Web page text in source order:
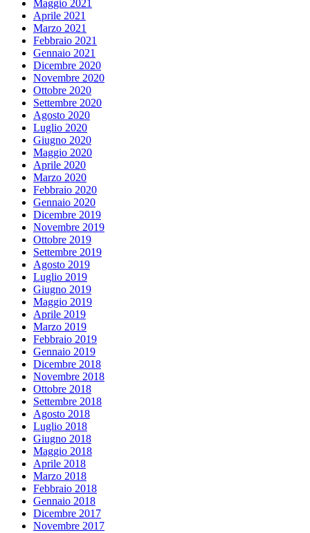
Maggio 2021
Aprile 2021
Marzo 2021
Febbraio 2021
Gennaio 2021
Dicembre 2020
Novembre 2020
Ottobre 2020
Settembre 2020
Agosto 2020
Luglio 2020
Giugno 2020
Maggio 2020
Aprile 2020
Marzo 2020
Febbraio 2020
Gennaio 2020
Dicembre 2019
Novembre 2019
Ottobre 2019
Settembre 2019
Agosto 2019
Luglio 2019
Giugno 2019
Maggio 2019
Aprile 2019
Marzo 2019
Febbraio 2019
Gennaio 2019
Dicembre 2018
Novembre 2018
Ottobre 2018
Settembre 2018
Agosto 2018
Luglio 2018
Giugno 2018
Maggio 2018
Aprile 2018
Marzo 2018
Febbraio 2018
Gennaio 2018
Dicembre 2017
Novembre 2017